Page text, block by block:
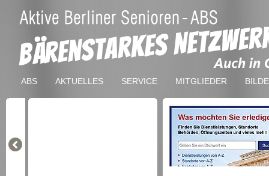
ABS AKTUELLES SERVICE MITGLIEDER